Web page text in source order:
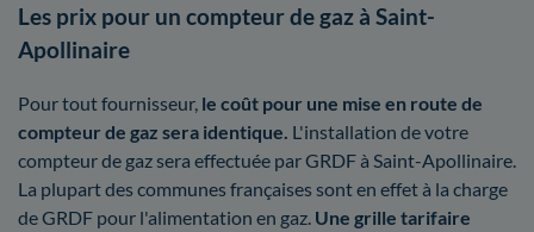
Les prix pour un compteur de gaz à Saint-
Apollinaire
Pour tout fournisseur, le coût pour une mise en route de
compteur de gaz sera identique. L'installation de votre
compteur de gaz sera effectuée par GRDF à Saint-Apollinaire.
La plupart des communes françaises sont en effet à la charge
de GRDF pour l'alimentation en gaz. Une grille tarifaire